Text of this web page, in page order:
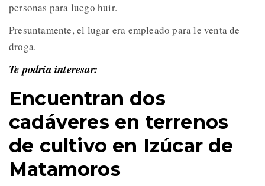
personas para luego huir.
Presuntamente, el lugar era empleado para le venta de
droga.
Te podría interesar:
Encuentran dos
cadáveres en terrenos
de cultivo en Izúcar de
Matamoros